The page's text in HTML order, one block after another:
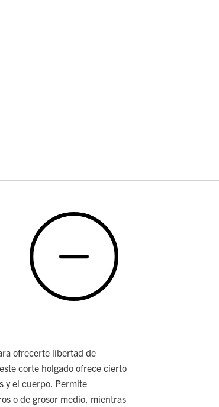
ofrecerte libertad de
corte holgado ofrece cierto
y el cuerpo. Permite
o de grosor medio, mientras